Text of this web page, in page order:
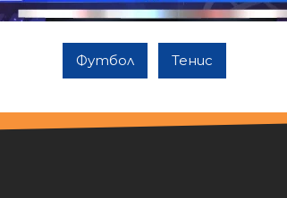
Футбол Тенис